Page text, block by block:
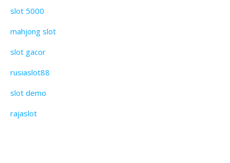
slot 5000
mahjong slot
slot gacor
rusiaslot88
slot demo
rajaslot